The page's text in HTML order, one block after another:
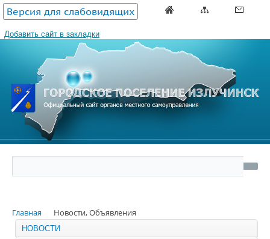
Версия для слабовидящих
Добавить сайт в закладки
Главная Новости, Объявления
НОВОСТИ